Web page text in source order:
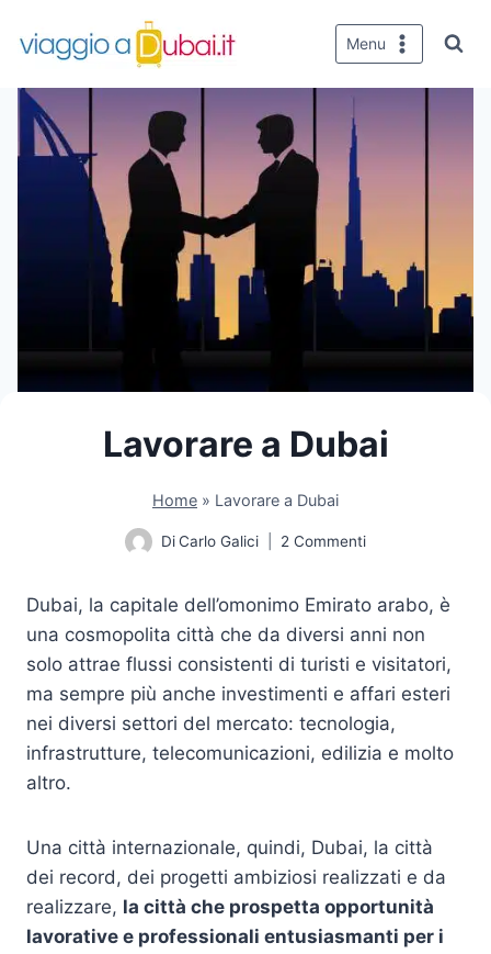
Menu
Lavorare a Dubai
Home » Lavorare a Dubai
DiCarlo Galici 2 Commenti
Dubai, la capitale dell’omonimo Emirato arabo, è
una cosmopolita città che da diversi anni non
solo attrae flussi consistenti di turisti e visitatori,
ma sempre più anche investimenti e affari esteri
nei diversi settori del mercato: tecnologia,
infrastrutture, telecomunicazioni, edilizia e molto
altro.
Una città internazionale, quindi, Dubai, la città
dei record, dei progetti ambiziosi realizzati e da
realizzare, la città che prospetta opportunità
lavorative e professionali entusiasmanti per i